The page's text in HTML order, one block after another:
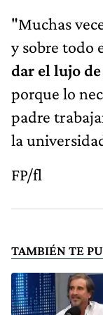
"Muchas
y sobre todo
dar el lujo
porque lo
padre
la
FP/fl
TAMBIÉN TE